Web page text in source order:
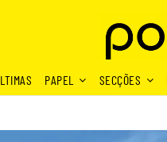
PAPEL SECÇÕES